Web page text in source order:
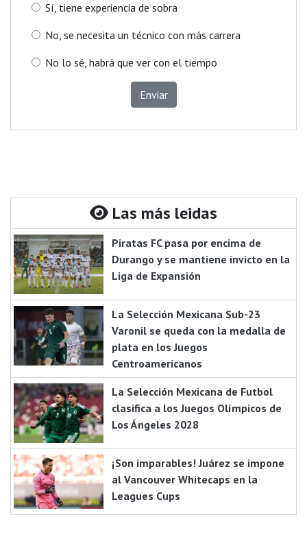
Sí, tiene experiencia de sobra
No, se necesita un técnico con más carrera
No lo sé, habrá que ver con el tiempo
Enviar
Las más leidas
Piratas FC pasa por encima de
Durango y se mantiene invicto en la
Liga de Expansión
La Selección Mexicana Sub-23
Varonil se queda con la medalla de
plata en los Juegos
Centroamericanos
La Selección Mexicana de Futbol
clasifica a los Juegos Olímpicos de
Los Ángeles 2028
¡Son imparables! Juárez se impone
al Vancouver Whitecaps en la
Leagues Cups